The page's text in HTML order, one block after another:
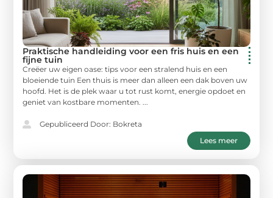
Praktische handleiding voor een fris huis en een
fijne tuin
Creëer uw eigen oase: tips voor een stralend huis en een
bloeiende tuin Een thuis is meer dan alleen een dak boven uw
hoofd. Het is de plek waar u tot rust komt, energie opdoet en
geniet van kostbare momenten. ...
Gepubliceerd Door: Bokreta
Lees meer